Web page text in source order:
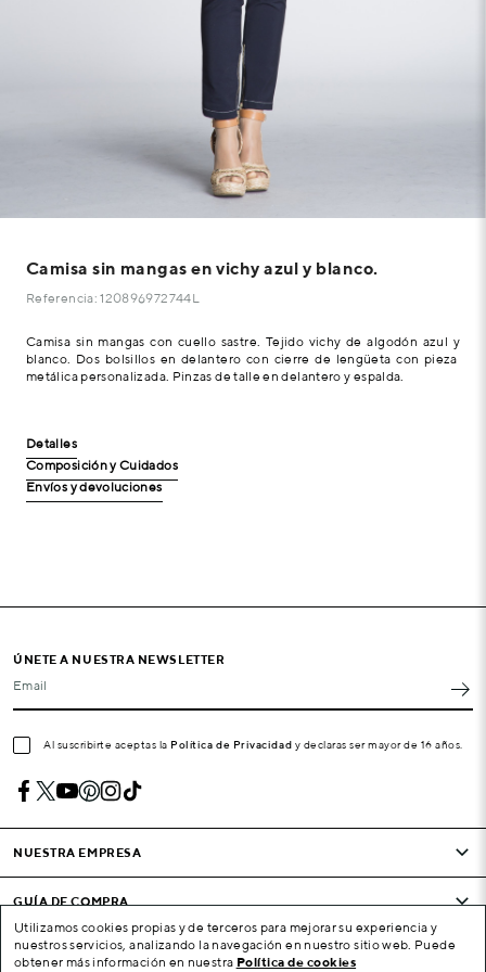
Camisa sin mangas en vichy azul y blanco.
Referencia: 120896972744L
Camisa sin mangas con cuello sastre. Tejido vichy de algodón azul y
blanco. Dos bolsillos en delantero con cierre de lengüeta con pieza
metálica personalizada. Pinzas de talle en delantero y espalda.
Detalles
Composición y Cuidados
Envíos y devoluciones
ÚNETE A NUESTRA NEWSLETTER
Email
Al suscribirte aceptas la Política de Privacidad y declaras ser mayor de 16 años.
NUESTRA EMPRESA
GUÍA DE COMPRA
CONDICIONES Y EMPRESA
Utilizamos cookies propias y de terceros para mejorar su experiencia y
nuestros servicios, analizando la navegación en nuestro sitio web. Puede
obtener más información en nuestra Política de cookies